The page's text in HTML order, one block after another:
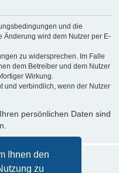
Ihnen den
zu
und die
Änderung wird dem Nutzer per E-
zu widersprechen. Im Falle
dem Betreiber und dem Nutzer
Wirkung.
und verbindlich, wenn der Nutzer
persönlichen Daten sind